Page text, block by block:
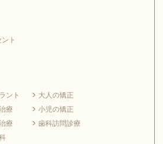
ト
ント
療
療
大人の矯正
小児の矯正
歯科訪問診療